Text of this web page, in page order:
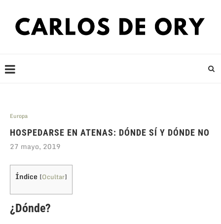
Europa
HOSPEDARSE EN ATENAS: DÓNDE SÍ Y DÓNDE NO
27 mayo, 2019
Índice [Ocultar]
¿Dónde?